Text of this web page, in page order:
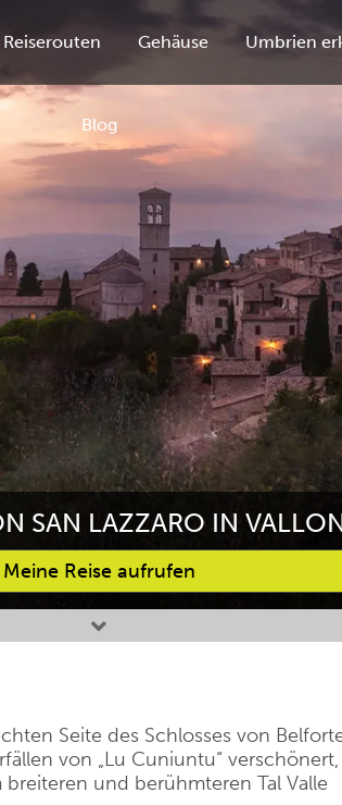
Gehäuse Umbrien
Blog
SAN LAZZARO IN
Meine Reise aufrufen
Seite des Schlosses von
von „Lu Cuniuntu“ verschönert,
breiteren und berühmteren Tal Valle